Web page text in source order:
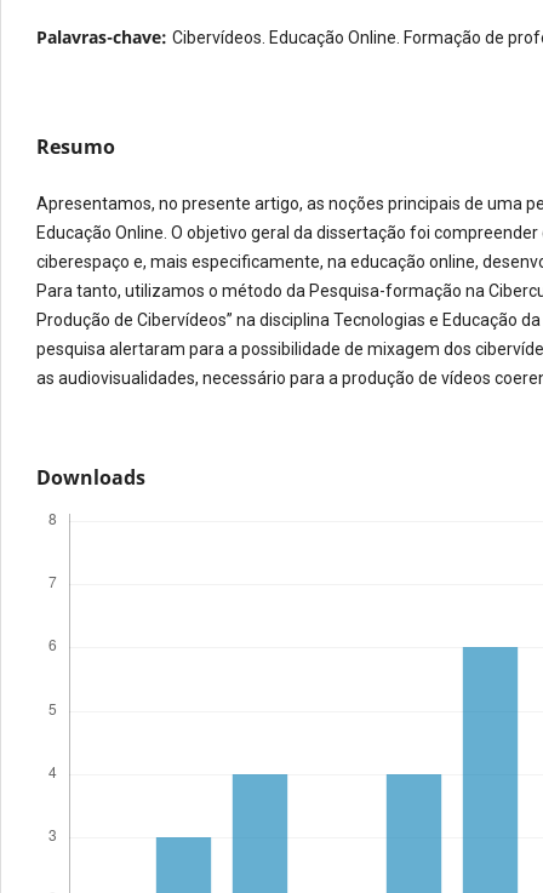
Palavras-chave: Cibervídeos. Educação Online. Formação de
Resumo
Apresentamos, no presente artigo, as noções principais de uma
Educação Online. O objetivo geral da dissertação foi
ciberespaço e, mais especificamente, na educação online,
Para tanto, utilizamos o método da Pesquisa-formação na
Produção de Cibervídeos” na disciplina Tecnologias e Educação
pesquisa alertaram para a possibilidade de mixagem dos
as audiovisualidades, necessário para a produção de vídeos
Downloads